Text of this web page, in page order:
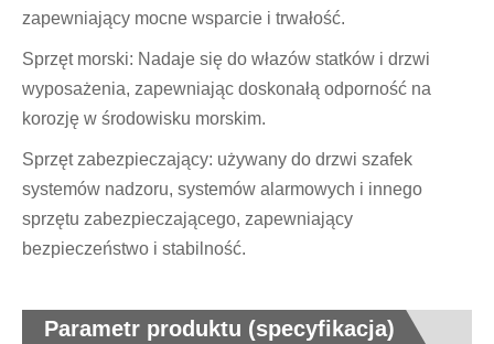
zapewniający mocne wsparcie i trwałość.
Sprzęt morski: Nadaje się do włazów statków i drzwi
wyposażenia, zapewniając doskonałą odporność na
korozję w środowisku morskim.
Sprzęt zabezpieczający: używany do drzwi szafek
systemów nadzoru, systemów alarmowych i innego
sprzętu zabezpieczającego, zapewniający
bezpieczeństwo i stabilność.
Parametr produktu (specyfikacja)